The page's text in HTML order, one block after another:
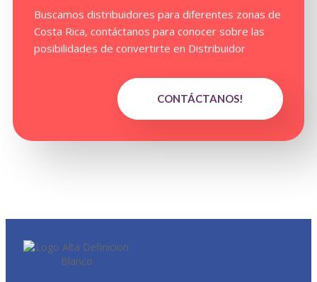
Buscamos distribuidores para diferentes zonas de
Costa Rica, contáctanos para conocer sobre las
posibilidades de convertirte en Distribuidor
CONTÁCTANOS!